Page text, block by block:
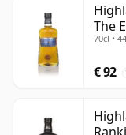
The
70cl •
€ 92